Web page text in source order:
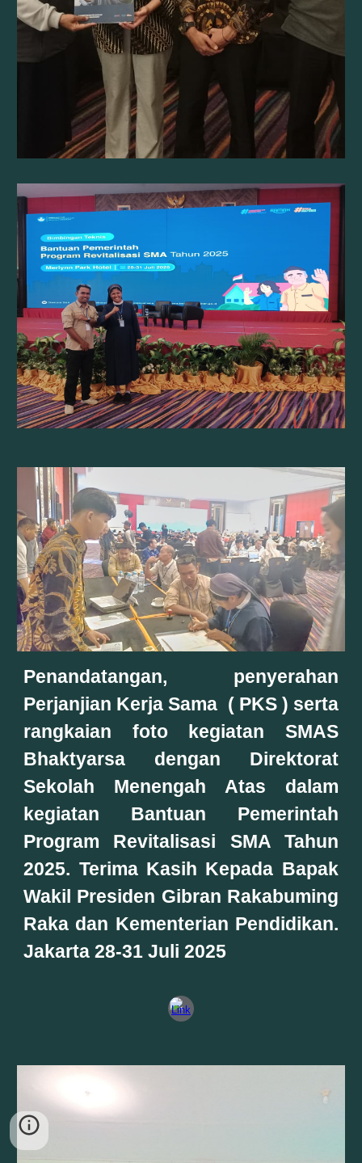
Penandatangan, penyerahan
Perjanjian Kerja Sama ( PKS ) serta
rangkaian foto kegiatan SMAS
Bhaktyarsa dengan Direktorat
Sekolah Menengah Atas dalam
kegiatan Bantuan Pemerintah
Program Revitalisasi SMA Tahun
2025. Terima Kasih Kepada Bapak
Wakil Presiden Gibran Rakabuming
Raka dan Kementerian Pendidikan.
Jakarta 28-31 Juli 2025